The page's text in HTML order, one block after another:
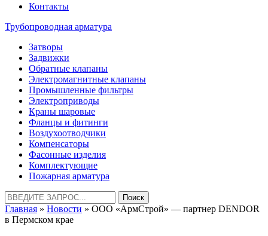
Контакты
Трубопроводная арматура
Затворы
Задвижки
Обратные клапаны
Электромагнитные клапаны
Промышленные фильтры
Электроприводы
Краны шаровые
Фланцы и фитинги
Воздухоотводчики
Компенсаторы
Фасонные изделия
Комплектующие
Пожарная арматура
Найти:
Главная » Новости » ООО «АрмСтрой» — партнер DENDOR
в Пермском крае